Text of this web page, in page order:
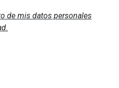
de mis datos personales